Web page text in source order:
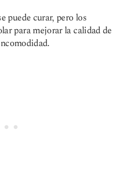
puede curar, pero los
para mejorar la calidad de